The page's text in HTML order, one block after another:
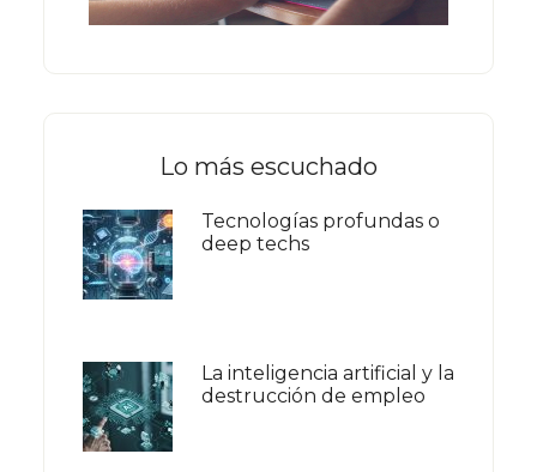
Lo más escuchado
Tecnologías profundas o
deep techs
La inteligencia artificial y la
destrucción de empleo